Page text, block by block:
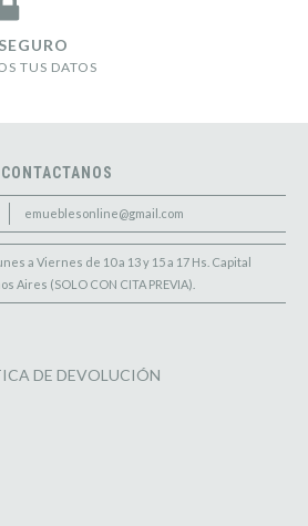
TUS DATOS
CONTACTANOS
emueblesonline@gmail.com
a Viernes de 10 a 13 y 15 a 17 Hs. Capital
Aires (SOLO CON CITA PREVIA).
DE DEVOLUCIÓN